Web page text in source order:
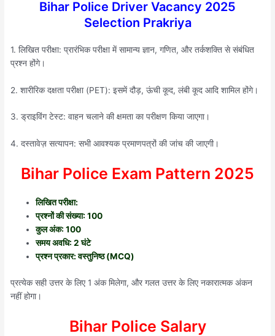
Bihar Police Driver Vacancy 2025
Selection Prakriya
1. लिखित परीक्षा: प्रारंभिक परीक्षा में सामान्य ज्ञान, गणित, और तर्कशक्ति से संबंधित
प्रश्न होंगे।
2. शारीरिक दक्षता परीक्षा (PET): इसमें दौड़, ऊंची कूद, लंबी कूद आदि शामिल होंगे।
3. ड्राइविंग टेस्ट: वाहन चलाने की क्षमता का परीक्षण किया जाएगा।
4. दस्तावेज़ सत्यापन: सभी आवश्यक प्रमाणपत्रों की जांच की जाएगी।
Bihar Police Exam Pattern 2025
लिखित परीक्षा:
प्रश्नों की संख्या: 100
कुल अंक: 100
समय अवधि: 2 घंटे
प्रश्न प्रकार: वस्तुनिष्ठ (MCQ)
प्रत्येक सही उत्तर के लिए 1 अंक मिलेगा, और गलत उत्तर के लिए नकारात्मक अंकन
नहीं होगा।
Bihar Police Salary